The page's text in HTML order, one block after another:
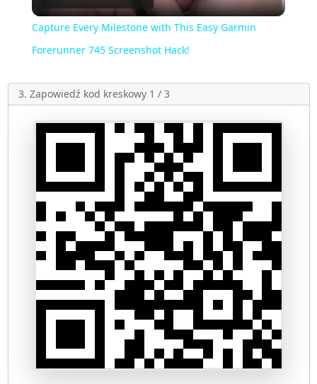
Video
Capture Every Milestone with This Easy Garmin
Forerunner 745 Screenshot Hack!
3. Zapowiedź kod kreskowy 1 / 3